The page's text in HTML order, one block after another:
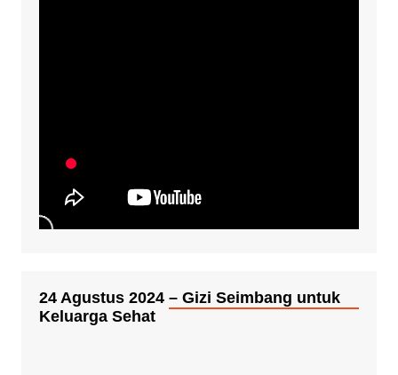
24 Agustus 2024 – Gizi Seimbang untuk
Keluarga Sehat